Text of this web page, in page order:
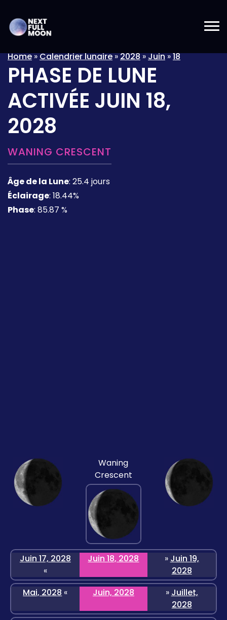
Home»Calendrier lunaire»2028»Juin»18
PHASE DE LUNE
ACTIVÉE JUIN 18,
2028
WANING CRESCENT
Âge de la Lune: 25.4 jours
Éclairage: 18.44%
Phase: 85.87 %
Waning
Crescent
Juin 17, 2028
«
Juin 18, 2028 » Juin 19,
2028
Mai, 2028 « Juin, 2028 » Juillet,
2028